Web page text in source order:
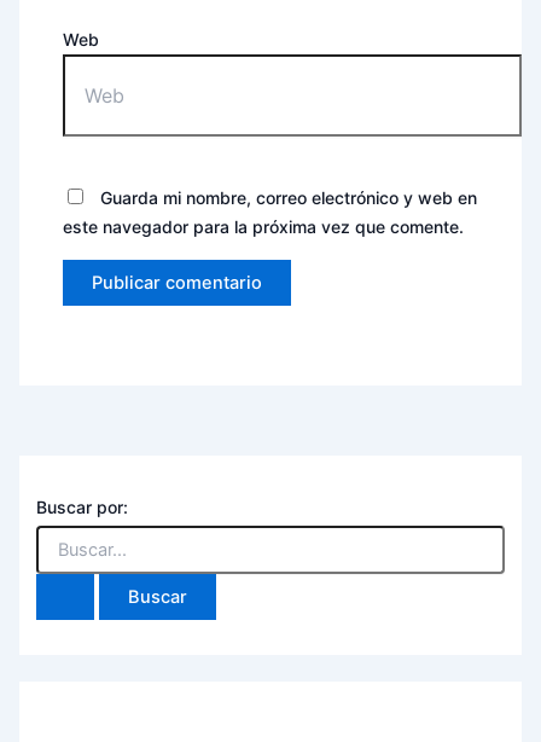
Web
Guarda mi nombre, correo electrónico y web en
este navegador para la próxima vez que comente.
Buscar por: